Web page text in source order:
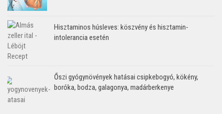
Hisztaminos húsleves: köszvény és hisztamin-
intolerancia esetén
Őszi gyógynövények hatásai csipkebogyó, kökény,
boróka, bodza, galagonya, madárberkenye